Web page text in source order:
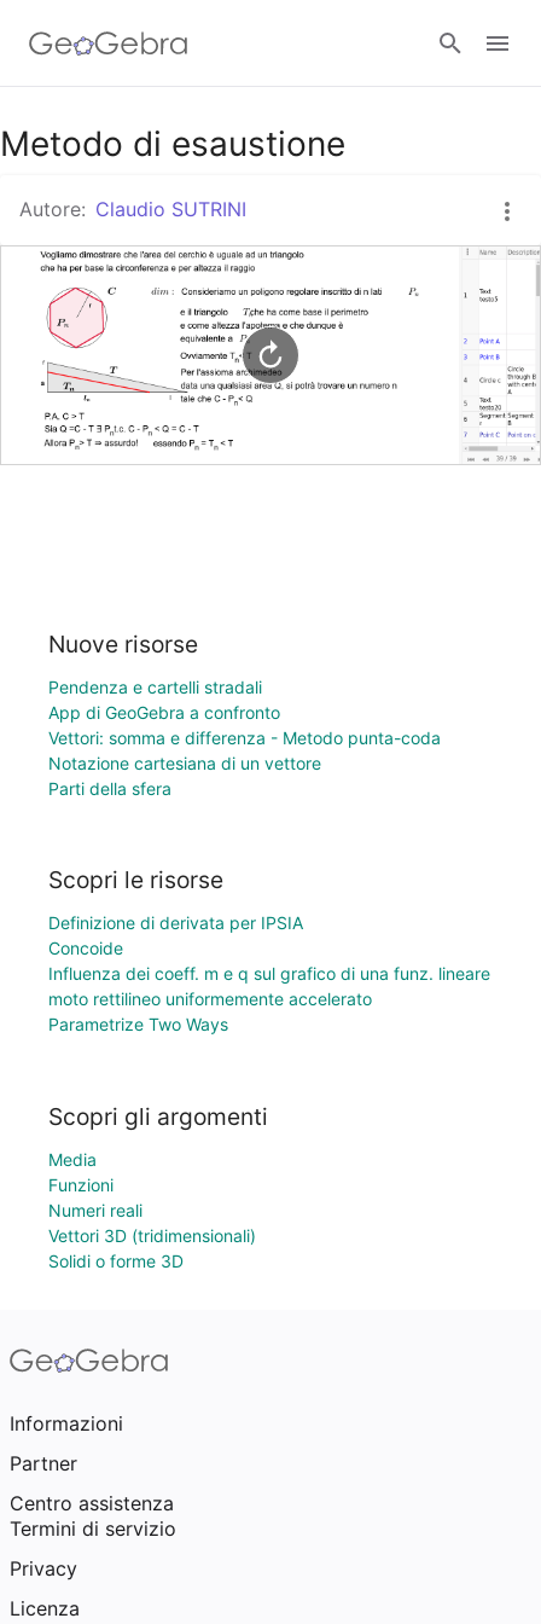
Google Classroom
GeoGebra Classroom
Accedi
Metodo di esaustione
Autore: Claudio SUTRINI
Nuove risorse
Pendenza e cartelli stradali
App di GeoGebra a confronto
Vettori: somma e differenza - Metodo punta-coda
Notazione cartesiana di un vettore
Parti della sfera
Scopri le risorse
Definizione di derivata per IPSIA
Concoide
Influenza dei coeff. m e q sul grafico di una funz. lineare
moto rettilineo uniformemente accelerato
Parametrize Two Ways
Scopri gli argomenti
Media
Funzioni
Numeri reali
Vettori 3D (tridimensionali)
Solidi o forme 3D
Informazioni
Partner
Centro assistenza
Termini di servizio
Privacy
Licenza